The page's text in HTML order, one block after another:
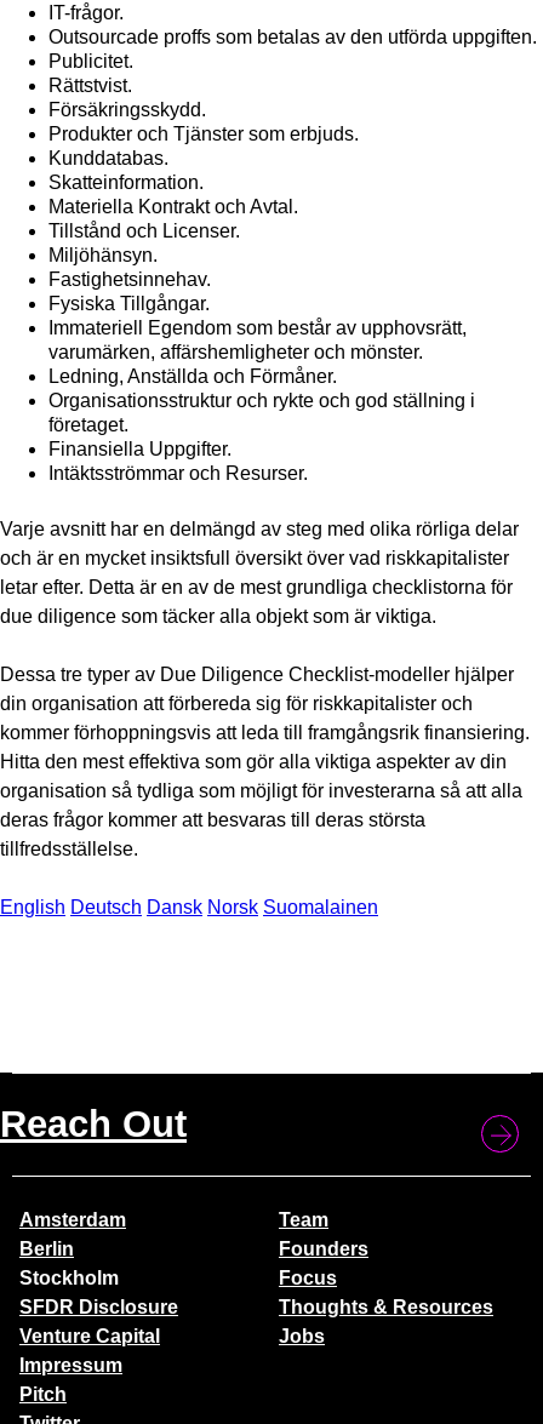
IT-frågor.
Outsourcade proffs som betalas av den utförda uppgiften.
Publicitet.
Rättstvist.
Försäkringsskydd.
Produkter och Tjänster som erbjuds.
Kunddatabas.
Skatteinformation.
Materiella Kontrakt och Avtal.
Tillstånd och Licenser.
Miljöhänsyn.
Fastighetsinnehav.
Fysiska Tillgångar.
Immateriell Egendom som består av upphovsrätt,
varumärken, affärshemligheter och mönster.
Ledning, Anställda och Förmåner.
Organisationsstruktur och rykte och god ställning i
företaget.
Finansiella Uppgifter.
Intäktsströmmar och Resurser.
Varje avsnitt har en delmängd av steg med olika rörliga delar
och är en mycket insiktsfull översikt över vad riskkapitalister
letar efter. Detta är en av de mest grundliga checklistorna för
due diligence som täcker alla objekt som är viktiga.
Dessa tre typer av Due Diligence Checklist-modeller hjälper
din organisation att förbereda sig för riskkapitalister och
kommer förhoppningsvis att leda till framgångsrik finansiering.
Hitta den mest effektiva som gör alla viktiga aspekter av din
organisation så tydliga som möjligt för investerarna så att alla
deras frågor kommer att besvaras till deras största
tillfredsställelse.
English Deutsch Dansk Norsk Suomalainen
Reach Out
Amsterdam
Berlin
Stockholm
SFDR Disclosure
Venture Capital
Impressum
Pitch
Team
Founders
Focus
Thoughts & Resources
Jobs